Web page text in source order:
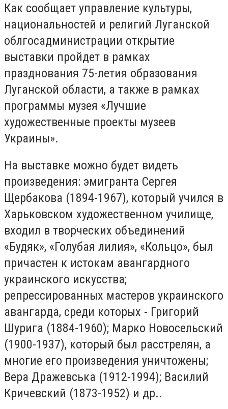
Как сообщает управление культуры,
национальностей и религий Луганской
облгосадминистрации открытие
выставки пройдет в рамках
празднования 75-летия образования
Луганской области, а также в рамках
программы музея «Лучшие
художественные проекты музеев
Украины».
На выставке можно будет видеть
произведения: эмигранта Сергея
Щербакова (1894-1967), который учился в
Харьковском художественном училище,
входил в творческих объединений
«Будяк», «Голубая лилия», «Кольцо», был
причастен к истокам авангардного
украинского искусства;
репрессированных мастеров украинского
авангарда, среди которых - Григорий
Шурига (1884-1960); Марко Новосельский
(1900-1937), который был расстрелян, а
многие его произведения уничтожены;
Вера Дражевська (1912-1994); Василий
Кричевский (1873-1952) и др..